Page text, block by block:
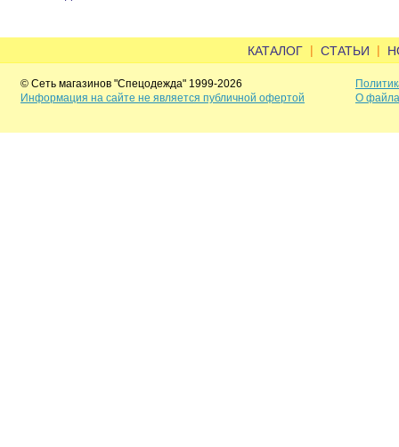
КАТАЛОГ | СТАТЬИ |
© Сеть магазинов "Спецодежда" 1999-2026
Информация на сайте не является публичной офертой
О